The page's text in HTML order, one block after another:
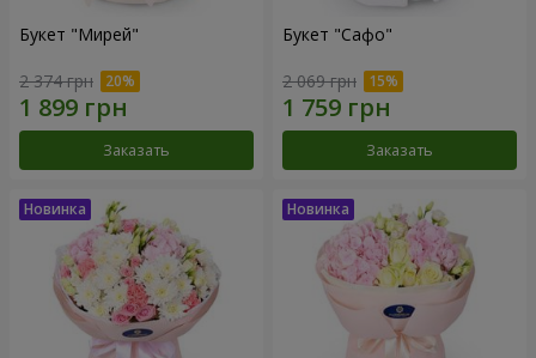
Букет "Мирей"
2 374 грн
Заказать
Букет "Сафо"
2 069 грн
Заказать